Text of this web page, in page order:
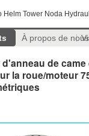
Helm Tower Noda
À propos de nous
de
la roue/moteur